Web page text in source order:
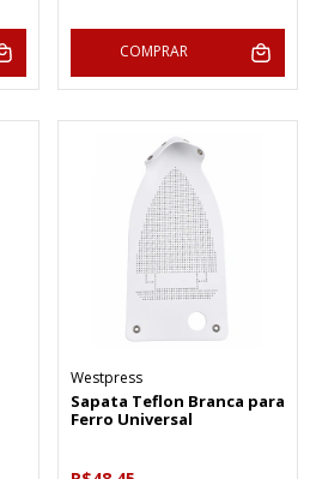
COMPRAR
Westpress
Sapata Teflon Branca para
Ferro Universal